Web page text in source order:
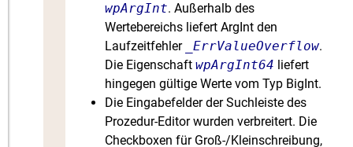
wpArgInt. Außerhalb des
Wertebereichs liefert ArgInt den
Laufzeitfehler
_ErrValueOverflow.
Die EigenschaftwpArgInt64 liefert
hingegen gültige Werte vom Typ BigInt.
Die Eingabefelder der Suchleiste des
Prozedur-Editor wurden verbreitert. Die
Checkboxen für Groß-/Kleinschreibung,